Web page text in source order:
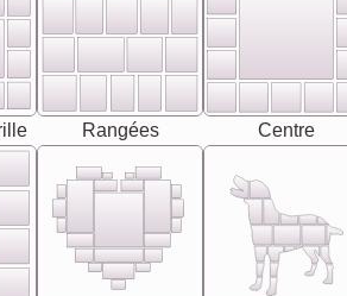
Rangées Centre